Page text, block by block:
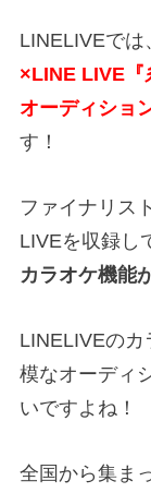
LINELIVEでは
×LINE LIVE『
オーディション
す！
ファイナリス
LIVEを収録し
カラオケ機能
LINELIVEのカ
模なオーディ
いですよね！
全国から集ま